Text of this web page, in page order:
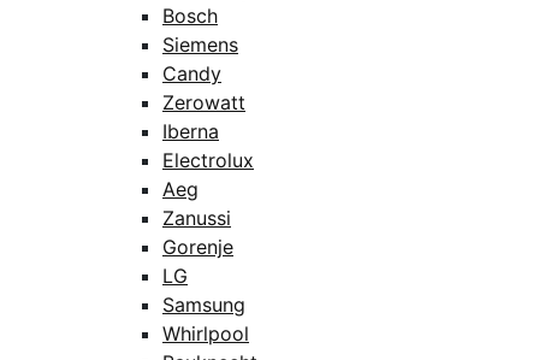
Bosch
Siemens
Candy
Zerowatt
Iberna
Electrolux
Aeg
Zanussi
Gorenje
LG
Samsung
Whirlpool